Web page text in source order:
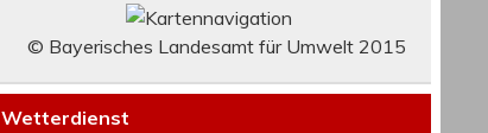
© Bayerisches Landesamt für Umwelt 2015
Wetterdienst